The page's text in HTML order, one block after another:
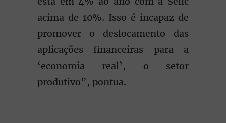
acima de 10%. Isso é incapaz de
promover o deslocamento das
aplicações financeiras para a
‘economia real’, o setor
produtivo”, pontua.